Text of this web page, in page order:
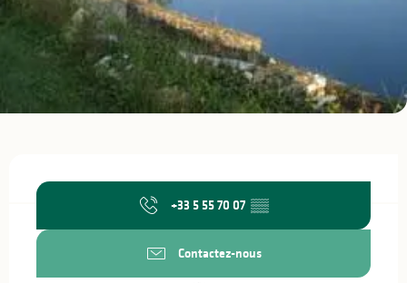
+33 5 55 70 07 ▒▒
Contactez-nous